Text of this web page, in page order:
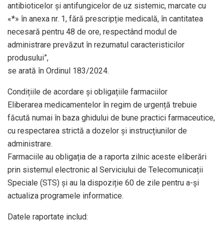
antibioticelor și antifungicelor de uz sistemic, marcate cu
«*» în anexa nr. 1, fără prescripție medicală, în cantitatea
necesară pentru 48 de ore, respectând modul de
administrare prevăzut în rezumatul caracteristicilor
produsului”,
se arată în Ordinul 183/2024.
Condițiile de acordare și obligațiile farmaciilor
Eliberarea medicamentelor în regim de urgență trebuie
făcută numai în baza ghidului de bune practici farmaceutice,
cu respectarea strictă a dozelor și instrucțiunilor de
administrare.
Farmaciile au obligația de a raporta zilnic aceste eliberări
prin sistemul electronic al Serviciului de Telecomunicații
Speciale (STS) și au la dispoziție 60 de zile pentru a-și
actualiza programele informatice.
Datele raportate includ: